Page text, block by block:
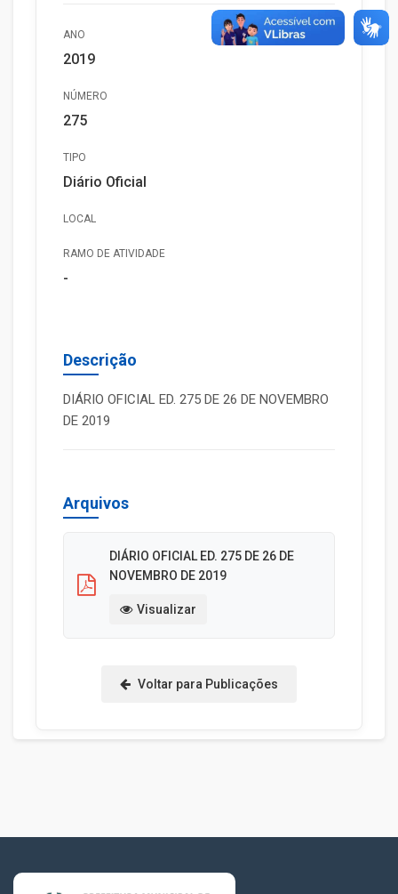
ANO
2019
NÚMERO
275
TIPO
Diário Oficial
LOCAL
RAMO DE ATIVIDADE
-
Descrição
DIÁRIO OFICIAL ED. 275 DE 26 DE NOVEMBRO
DE 2019
Arquivos
DIÁRIO OFICIAL ED. 275 DE 26 DE
NOVEMBRO DE 2019
Visualizar
Voltar para Publicações